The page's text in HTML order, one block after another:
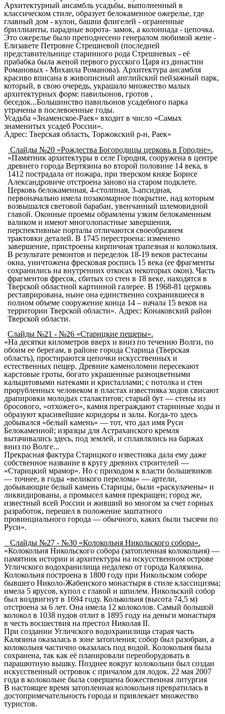
Архитектурный ансамбль усадьбы, выполненный в
классическом стиле, образует белокаменное ожерелье, где
главный дом - кулон, башни флигелей - ограненные
бриллианты, парадные ворота- замок, а колоннада - цепочка.
Это ожерелье было преподнесено генералом любимой жене -
Елизавете Петровне Стрешневой (последней
представительнице старинного рода Стрешневых - её
прабабка была женой первого русского Царя из династии
Романовых - Михаила Романова). Архитектура ансамбля
красиво вписана в живописный английский пейзажный парк,
который, в свою очередь, украшало множество малых
архитектурных форм: павильонов, гротов ,
беседок...Большинство павильонов усадебного парка
утрачены в послевоенные годы.
Усадьба «Знаменское-Раек» входит в число «Самых
знаменитых усадеб России».
Адрес: Тверская область, Торжокский р-н, Раек»
Слайды №20 «Рождества Богородицы церковь в Городне».
«Памятник архитектуры в селе Городня, сооружена в центре
древнего города Вертязина во второй половине 14 века, в
1412 пострадала от пожара, при тверском князе Борисе
Александровиче отстроена заново на старом подклете.
Церковь белокаменная, 4-столпная, 3-апсидная,
первоначально имела позакомарное покрытие, над которым
возвышался световой барабан, увенчанный шлемовидной
главой. Оконные проемы обрамлены узким белокаменным
валиком и имеют многолопастные завершения,
перспективные порталы отличаются своеобразием
трактовки деталей. В 1745 перестроена: изменено
завершение, пристроены кирпичная трапезная и колокольня.
В результате ремонтов и переделок 18-19 веков растесаны
окна, уничтожена фресковая роспись 15 века (ее фрагменты
сохранились на внутренних откосах некоторых окон). Часть
фрагментов фресок, сбитых со стен в 18 веке, находятся в
Тверской областной картинной галерее. В 1968-81 церковь
реставрирована, ныне она единственно сохранившееся в
полном объеме сооружение конца 14 – начала 15 веков на
территории Тверской области». Адрес: Конаковский район
Тверской области.
Слайды №21 - №26 «Старицкие пещеры».
«На десятки километров вверх и вниз по течению Волги, по
обоим ее берегам, в районе города Старица (Тверская
область), простираются цепочки искусственных и
естественных пещер. Древние каменоломни пересекают
карстовые гроты, богато украшенные разноцветными
кальцитовыми натеками и кристаллами; с потолка и стен
прорубленных человеком в пластах известняка ходов свисают
драпировки молодых сталактитов; старый бут — стены из
бросового, «отхожего», камня преграждают старинные ходы и
образуют красивейшие коридоры и залы. Когда-то здесь
добывался «белый камень» — тот, что дал имя Руси
Белокаменной; изразцы для Астраханского кремля
вытачивались здесь, под землей, и сплавлялись на баржах
вниз по Волге...
Прекрасная фактура Старицкого известняка дала ему даже
собственное название в кругу древних строителей —
«Старицкий мрамор». Но с приходом к власти большевиков
— точнее, в годы «великого перелома» — артели,
добывающие белый камень Старицы, были «раскулачены» и
ликвидированы, а промысел камня прекращен; город же,
известный всей России и живший во многом за счет горных
разработок, перешел в положение заштатного
провинциального города — обычного, каких были тысячи по
Руси».
Слайды №27 - №30 «Колокольня Никольского собора».
«Колокольня Никольского собора (затопленная колокольня) —
памятник истории и архитектуры на искусственном острове
Угличского водохранилища недалеко от города Калязина.
Колокольня построена в 1800 году при Никольском соборе
бывшего Николо-Жабенского монастыря в стиле классицизма;
имела 5 ярусов, купол с главой и шпилем. Никольский собор
был воздвигнут в 1694 году. Колькольня (высота 74,5 м)
отстроена за 6 лет. Она имела 12 колоколов. Самый большой
колокол в 1038 пудов отлит в 1895 году на деньги монастыря
в честь восшествия на престол Николая II.
При создании Угличского водохранилища старая часть
Калязина оказалась в зоне затопления; собор был разобран, а
колокольня частично оказалась под водой. Колокольня была
сохранена, так как её планировали переоборудовать в
парашютную вышку. Позднее вокруг колокольни был создан
искусственный островок с причалом для лодок. 22 мая 2007
года в колокольне была совершена божественная литургия
В настоящее время затопленная колокольня превратилась в
достопримечательность города и привлекает множество
туристов.